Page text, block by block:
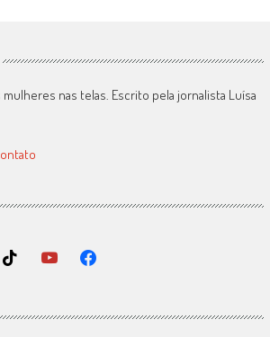
mulheres nas telas. Escrito pela jornalista Luísa